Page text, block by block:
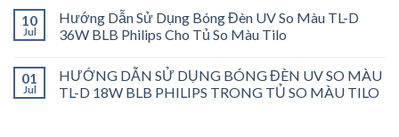
10
Jul
Hướng Dẫn Sử Dụng Bóng Đèn UV So Màu TL-D
36W BLB Philips Cho Tủ So Màu Tilo
01
Jul
HƯỚNG DẪN SỬ DỤNG BÓNG ĐÈN UV SO MÀU
TL-D 18W BLB PHILIPS TRONG TỦ SO MÀU TILO